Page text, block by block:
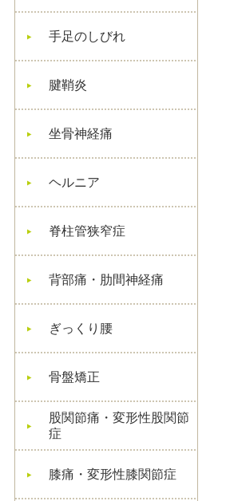
手足のしびれ
腱鞘炎
坐骨神経痛
ヘルニア
脊柱管狭窄症
背部痛・肋間神経痛
ぎっくり腰
骨盤矯正
股関節痛・変形性股関節
症
膝痛・変形性膝関節症